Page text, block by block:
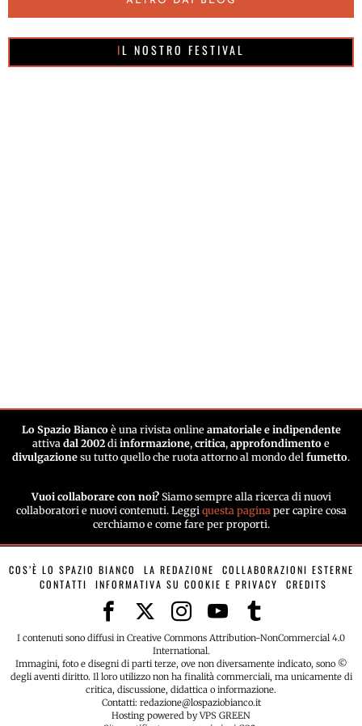
IL NOSTRO FESTIVAL
Lo Spazio Biancoè una rivista online amatoriale e indipendente
attiva dal 2002 di informazione, critica, approfondimento e
divulgazione su tutto quello che ruota attorno al mondo del fumetto.
Vuoi collaborare con noi? Siamo sempre alla ricerca di nuovi
collaboratori e nuovi contenuti. Leggi questa pagina per capire cosa
cerchiamo e come fare per proporti.
COS’È LO SPAZIO BIANCO LA REDAZIONE
COLLABORAZIONI ESTERNE
CONTATTI
INFORMATIVA SU COOKIE E PRIVACY CREDITS
I contenuti sono diffusi in Creative Commons Attribution-NonCommercial 4.0
International.
Immagini, foto e disegni di parti terze, ove non diversamente indicato, sono ©
degli aventi diritto. Il loro utilizzo non ha finalità commerciali, ma unicamente di
critica, discussione, didattica o informazione.
Contatti: redazione@lospaziobianco.it
Hosting powered by VPS GREEN